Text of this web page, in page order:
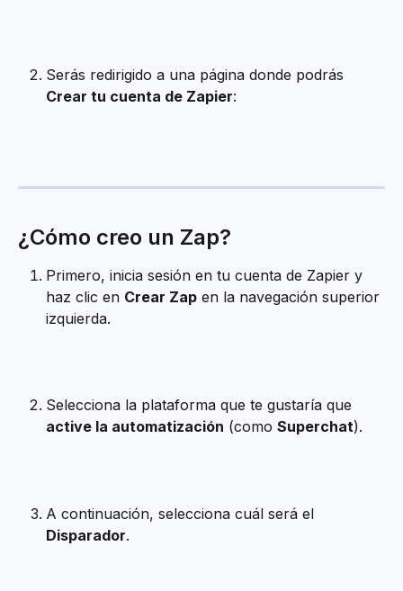
Serás redirigido a una página donde podrás
Crear tu cuenta de Zapier:
¿Cómo creo un Zap?
Primero, inicia sesión en tu cuenta de Zapier y
haz clic en Crear Zap en la navegación superior
izquierda.
Selecciona la plataforma que te gustaría que
active la automatización (como Superchat).
A continuación, selecciona cuál será el
Disparador.